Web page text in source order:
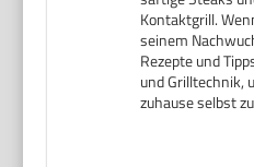
Kontaktgrill.
seinem
Rezepte und
und Grilltechnik,
zuhause selbst